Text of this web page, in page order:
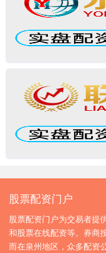
股票配资门户
股票配资门户为交易者提
和股票在线配资等。券商
而在泉州地区，众多配资